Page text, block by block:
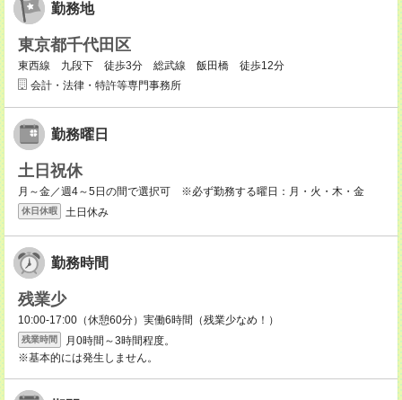
勤務地
東京都千代田区
東西線 九段下 徒歩3分 総武線 飯田橋 徒歩12分
会計・法律・特許等専門事務所
勤務曜日
土日祝休
月～金／週4～5日の間で選択可 ※必ず勤務する曜日：月・火・木・金
休日休暇 土日休み
勤務時間
残業少
10:00-17:00（休憩60分）実働6時間（残業少なめ！）
残業時間
月0時間～3時間程度。
※基本的には発生しません。